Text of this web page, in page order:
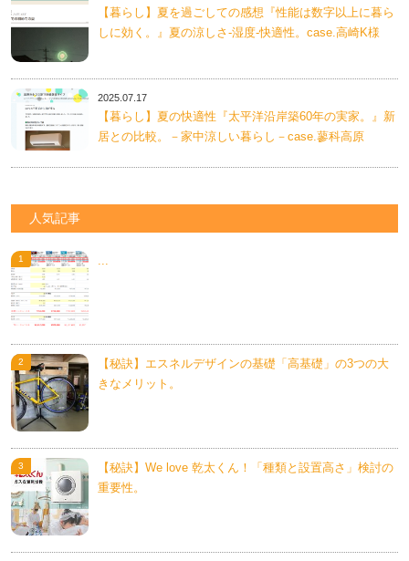
【暮らし】夏を過ごしての感想『性能は数字以上に暮ら
しに効く。』夏の涼しさ-湿度-快適性。case.高崎K様
2025.07.17
【暮らし】夏の快適性『太平洋沿岸築60年の実家。』新
居との比較。－家中涼しい暮らし－case.蓼科高原
人気記事
【秘訣】エスネルデザインの基礎「高基礎」の3つの大
きなメリット。
【秘訣】We love 乾太くん！「種類と設置高さ」検討の
重要性。